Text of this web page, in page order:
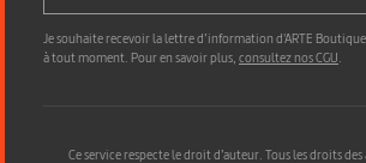
Je souhaite recevoir la lettre d’information d'ARTE
à tout moment. Pour en savoir plus,consultez nos CGU.
Ce service respecte le droit d’auteur. Tous les droits